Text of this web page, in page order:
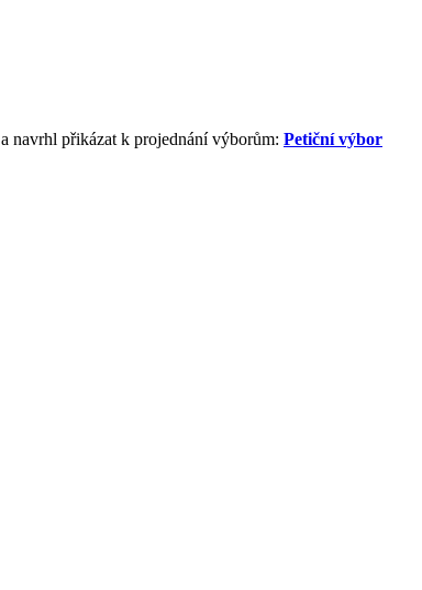
a navrhl přikázat k projednání výborům: Petiční výbor